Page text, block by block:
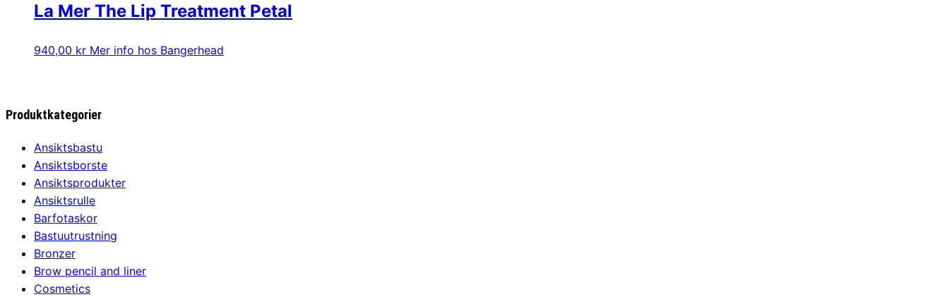
var:
är:
La Mer The Lip Treatment Petal
940,00 kr Mer info hos Bangerhead
Produktkategorier
Ansiktsbastu
Ansiktsborste
Ansiktsprodukter
Ansiktsrulle
Barfotaskor
Bastuutrustning
Bronzer
Brow pencil and liner
Cosmetics